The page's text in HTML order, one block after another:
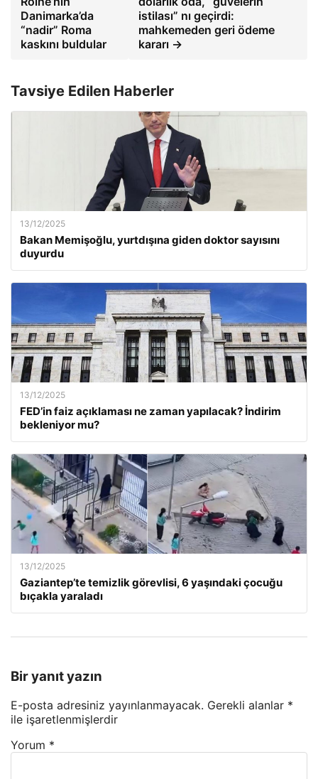
Danimarka’da
“nadir” Roma
kaskını buldular
istilası” nı geçirdi:
mahkemeden geri ödeme
kararı →
Tavsiye Edilen Haberler
13/12/2025
Bakan Memişoğlu, yurtdışına giden doktor sayısını
duyurdu
13/12/2025
FED’in faiz açıklaması ne zaman yapılacak? İndirim
bekleniyor mu?
13/12/2025
Gaziantep’te temizlik görevlisi, 6 yaşındaki çocuğu
bıçakla yaraladı
Bir yanıt yazın
E-posta adresiniz yayınlanmayacak. Gerekli alanlar *
ile işaretlenmişlerdir
Yorum *